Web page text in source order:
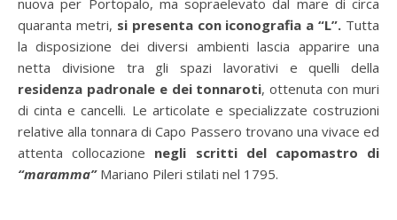
nuova per Portopalo, ma sopraelevato dal mare di circa
quaranta metri, si presenta con iconografia a “L”. Tutta
la disposizione dei diversi ambienti lascia apparire una
netta divisione tra gli spazi lavorativi e quelli della
residenza padronale e dei tonnaroti, ottenuta con muri
di cinta e cancelli. Le articolate e specializzate costruzioni
relative alla tonnara di Capo Passero trovano una vivace ed
attenta collocazione negli scritti del capomastro di
“maramma”Mariano Pileri stilati nel 1795.